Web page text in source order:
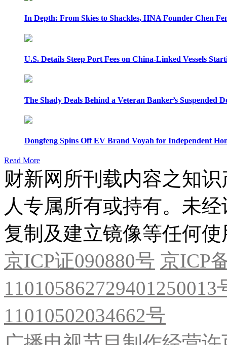
In Depth: From Skies to Shackles, HNA Founder Chen
U.S. Details Steep Port Fees on China-Linked Vessels
The Shady Deals Behind a Veteran Banker’s Suspended
Dongfeng Spins Off EV Brand Voyah for Independent
Read More
财新网所刊载内容之知
人专属所有或持有。未
复制及建立镜像等任何使
京ICP证090880号 京ICP
11010502034662号